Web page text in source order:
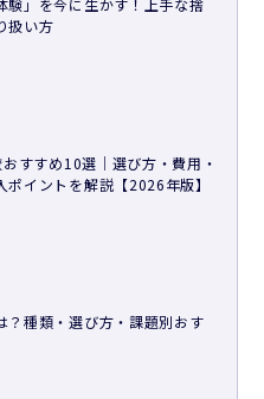
験」を今に生かす！上手な捨
扱い方
すすめ10選｜選び方・費用・
ポイントを解説【2026年版】
？種類・選び方・課題別おす